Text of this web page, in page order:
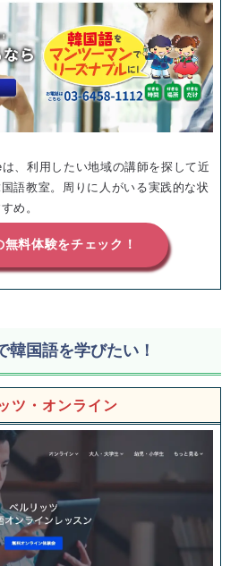
、利用したい地域の講師を探して近
語教室。周りに人がいる実践的な状
め。
料体験をチェック！
韓国語を学びたい！
ツ・オンライン